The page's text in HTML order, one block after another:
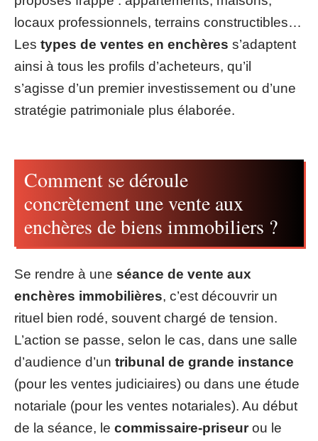
locaux professionnels, terrains constructibles…
Les types de ventes en enchères s’adaptent
ainsi à tous les profils d’acheteurs, qu’il
s’agisse d’un premier investissement ou d’une
stratégie patrimoniale plus élaborée.
Comment se déroule
concrètement une vente aux
enchères de biens immobiliers ?
Se rendre à une séance de vente aux
enchères immobilières, c’est découvrir un
rituel bien rodé, souvent chargé de tension.
L’action se passe, selon le cas, dans une salle
d’audience d’un tribunal de grande instance
(pour les ventes judiciaires) ou dans une étude
notariale (pour les ventes notariales). Au début
de la séance, le commissaire-priseurou le